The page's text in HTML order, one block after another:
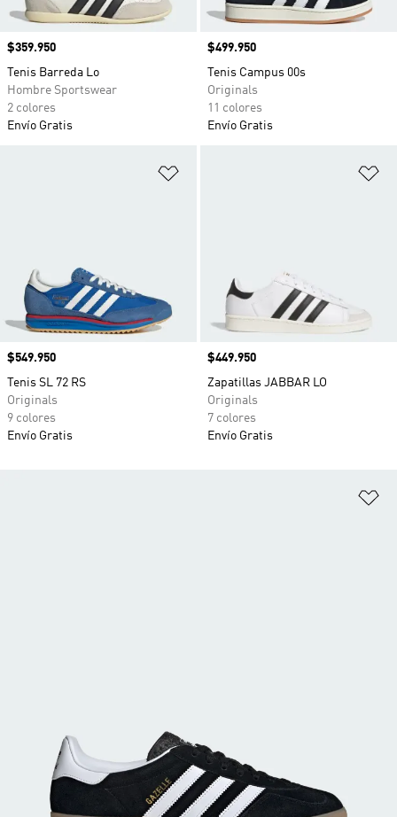
Precio
$359.950
Tenis Barreda Lo
Hombre Sportswear
2 colores
Envío Gratis
Precio
$499.950
Tenis Campus 00s
Originals
11 colores
Envío Gratis
Precio
$549.950
Tenis SL 72 RS
Originals
9 colores
Envío Gratis
Precio
$449.950
Zapatillas JABBAR LO
Originals
7 colores
Envío Gratis